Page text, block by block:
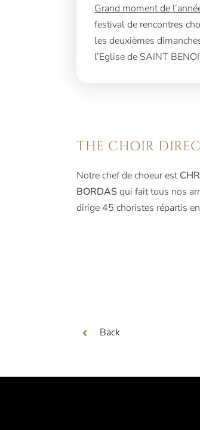
Grand moment de
festival de rencontres
les deuxièmes
l’Eglise de SAINT
THE CHOIR
Notre chef de choeur est
BORDASqui fait tous nos
dirige 45 choristes répartis
Back